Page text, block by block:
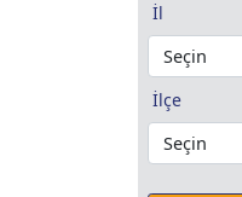
İl
İlçe